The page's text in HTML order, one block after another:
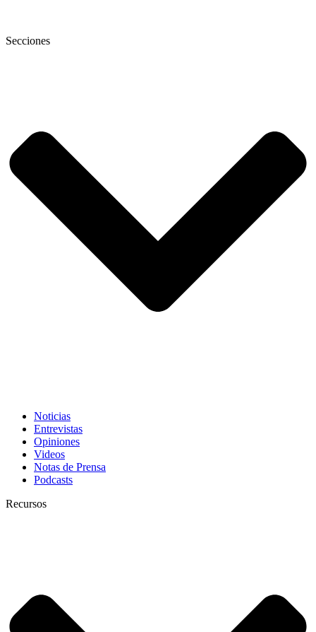
Secciones
Noticias
Entrevistas
Opiniones
Videos
Notas de Prensa
Podcasts
Recursos